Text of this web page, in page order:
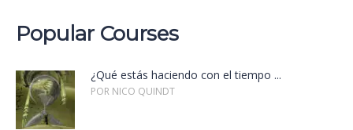
Popular Courses
¿Qué estás haciendo con el tiempo ...
POR NICO QUINDT